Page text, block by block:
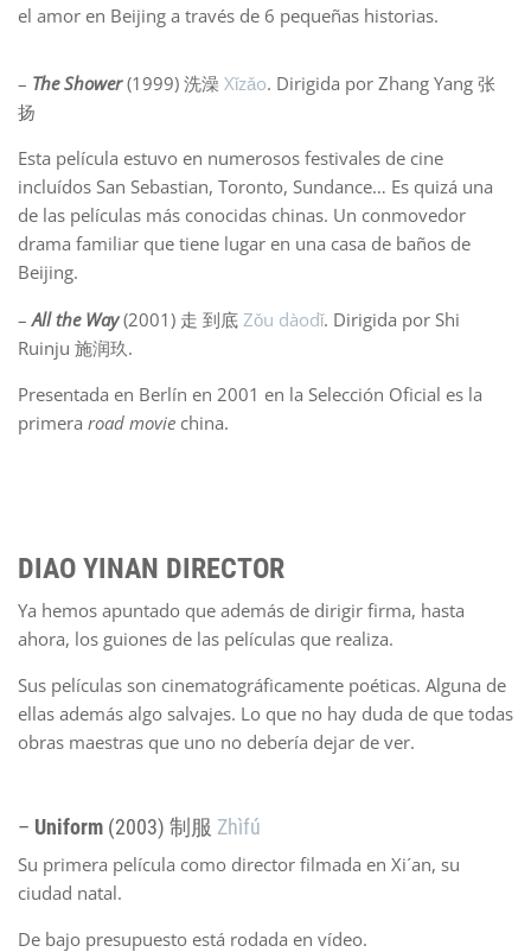
el amor en Beijing a través de 6 pequeñas historias.
– The Shower (1999) 洗澡 Xǐzǎo. Dirigida por Zhang Yang 张
扬
Esta película estuvo en numerosos festivales de cine
incluídos San Sebastian, Toronto, Sundance… Es quizá una
de las películas más conocidas chinas. Un conmovedor
drama familiar que tiene lugar en una casa de baños de
Beijing.
–All the Way(2001) 走 到底 Zǒu dàodǐ. Dirigida por Shi
Ruinju 施润玖.
Presentada en Berlín en 2001 en la Selección Oficial es la
primera road movie china.
DIAO YINAN DIRECTOR
Ya hemos apuntado que además de dirigir firma, hasta
ahora, los guiones de las películas que realiza.
Sus películas son cinematográficamente poéticas. Alguna de
ellas además algo salvajes. Lo que no hay duda de que todas
obras maestras que uno no debería dejar de ver.
– Uniform (2003) 制服 Zhìfú
Su primera película como director filmada en Xi´an, su
ciudad natal.
De bajo presupuesto está rodada en vídeo.